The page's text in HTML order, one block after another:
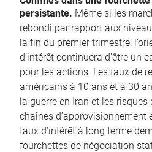
persistante. Même si les
rebondi par rapport aux
la fin du premier trimestre,
d’intérêt continuera d’être un
pour les actions. Les taux de
américains à 10 ans et à 30
la guerre en Iran et les risques
chaînes d’approvisionnement
taux d’intérêt à long terme
fourchettes de négociation